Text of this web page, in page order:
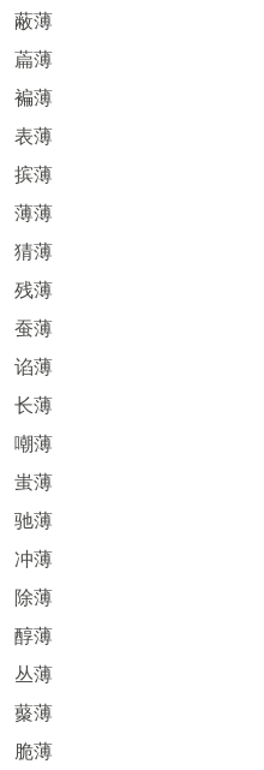
蔽薄
萹薄
褊薄
表薄
摈薄
薄薄
猜薄
残薄
蚕薄
谄薄
长薄
嘲薄
蚩薄
驰薄
冲薄
除薄
醇薄
丛薄
藂薄
脆薄